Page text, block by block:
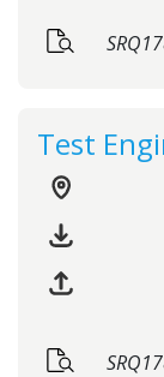
Test